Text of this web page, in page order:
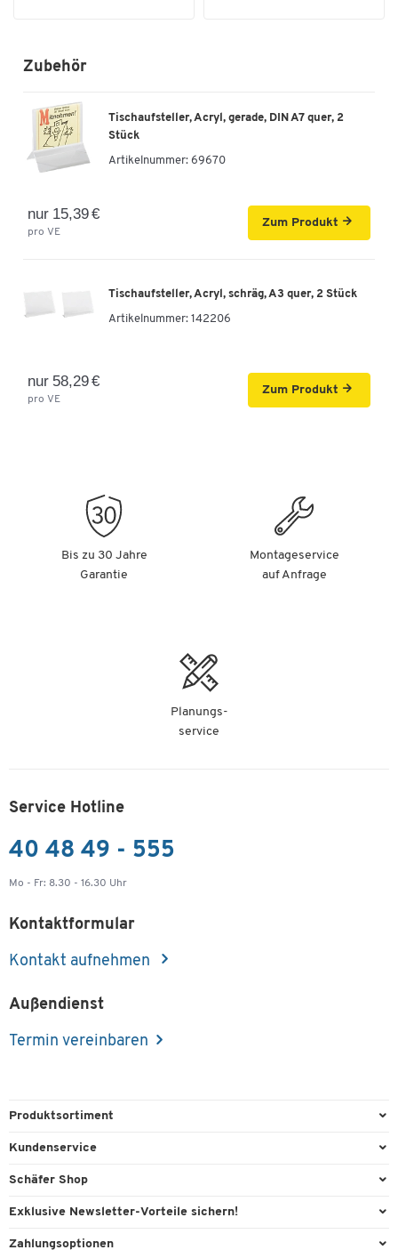
Zubehör
Tischaufsteller, Acryl, gerade, DIN A7 quer, 2
Stück
Artikelnummer: 69670
nur 15,39 €
pro VE
Zum Produkt
Tischaufsteller, Acryl, schräg, A3 quer, 2 Stück
Artikelnummer: 142206
nur 58,29 €
pro VE
Zum Produkt
Bis zu 30 Jahre
Garantie
Montageservice
auf Anfrage
Planungs-
service
Service Hotline
40 48 49 - 555
Mo - Fr: 8.30 - 16.30 Uhr
Kontaktformular
Kontakt aufnehmen
Außendienst
Termin vereinbaren
Produktsortiment
Büroausstattung
Kundenservice
Direktbestellung
Schäfer Shop
AGB
Exklusive Newsletter-Vorteile sichern!
Willkommensgeschenk
Zahlungsoptionen